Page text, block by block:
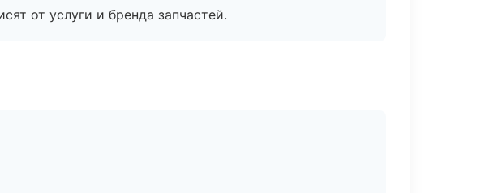
от услуги и бренда запчастей.